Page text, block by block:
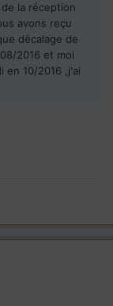
la réception
avons reçu
décalage de
2016 et moi
en 10/2016 ,j'ai